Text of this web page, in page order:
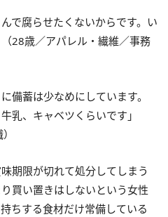
で腐らせたくないからです。い
28歳／アパレル・繊維／事務
備蓄は少なめにしています。
乳、キャベツくらいです」
期限が切れて処分してしまう
買い置きはしないという女性
ちする食材だけ常備している